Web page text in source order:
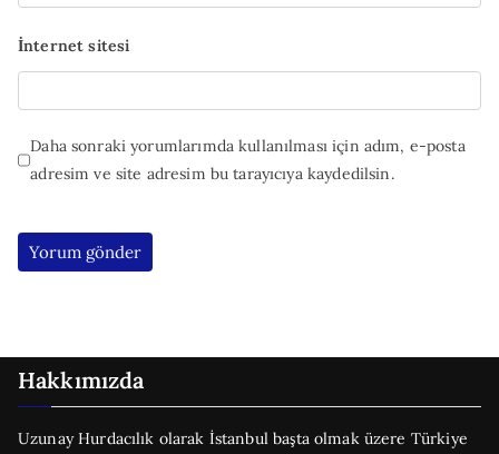
İnternet sitesi
Daha sonraki yorumlarımda kullanılması için adım, e-posta
adresim ve site adresim bu tarayıcıya kaydedilsin.
Hakkımızda
Uzunay Hurdacılık olarak İstanbul başta olmak üzere Türkiye